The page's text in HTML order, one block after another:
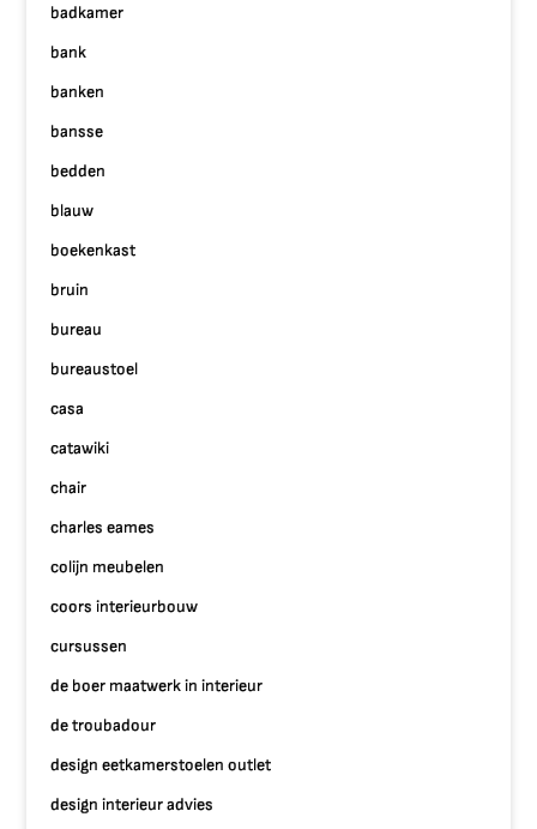
badkamer
bank
banken
bansse
bedden
blauw
boekenkast
bruin
bureau
bureaustoel
casa
catawiki
chair
charles eames
colijn meubelen
coors interieurbouw
cursussen
de boer maatwerk in interieur
de troubadour
design eetkamerstoelen outlet
design interieur advies